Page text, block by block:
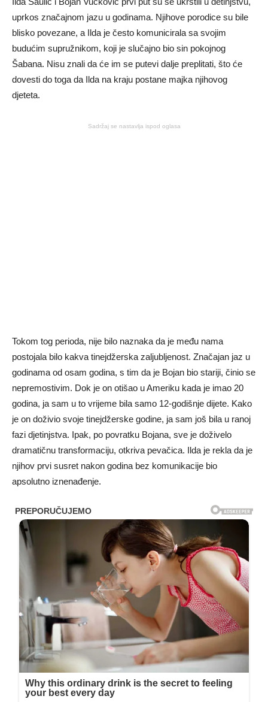
uprkos značajnom jazu u godinama. Njihove porodice su bile
blisko povezane, a Ilda je često komunicirala sa svojim
budućim supružnikom, koji je slučajno bio sin pokojnog
Šabana. Nisu znali da će im se putevi dalje preplitati, što će
dovesti do toga da Ilda na kraju postane majka njihovog
djeteta.
Sadržaj se nastavlja ispod oglasa
Tokom tog perioda, nije bilo naznaka da je među nama
postojala bilo kakva tinejdžerska zaljubljenost. Značajan jaz u
godinama od osam godina, s tim da je Bojan bio stariji, činio se
nepremostivim. Dok je on otišao u Ameriku kada je imao 20
godina, ja sam u to vrijeme bila samo 12-godišnje dijete. Kako
je on doživio svoje tinejdžerske godine, ja sam još bila u ranoj
fazi djetinjstva. Ipak, po povratku Bojana, sve je doživelo
dramatičnu transformaciju, otkriva pevačica. Ilda je rekla da je
njihov prvi susret nakon godina bez komunikacije bio
apsolutno iznenađenje.